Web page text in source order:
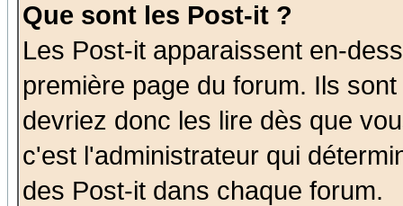
Que sont les Post-it ?
Les Post-it apparaissent en-
première page du forum. Ils
devriez donc les lire dès que
c'est l'administrateur qui
des Post-it dans chaque forum.